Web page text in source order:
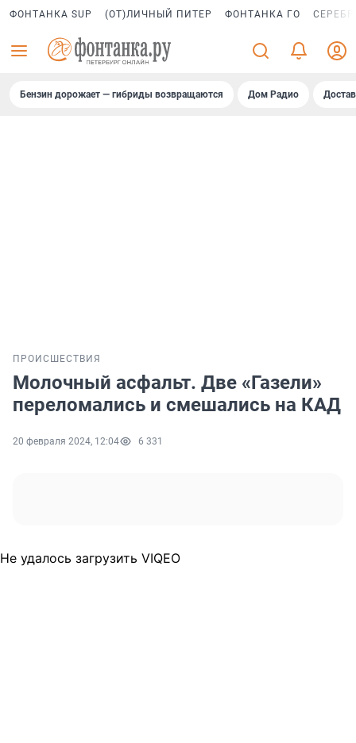
ФОНТАНКА SUP (ОТ)ЛИЧНЫЙ ПИТЕР ФОНТАНКА ГО
Бензин дорожает — гибриды возвращаются Дом Радио
ПРОИСШЕСТВИЯ
Молочный асфальт. Две «Газели»
переломались и смешались на КАД
20 февраля 2024, 12:04 6 331
Не удалось загрузить VIQEO